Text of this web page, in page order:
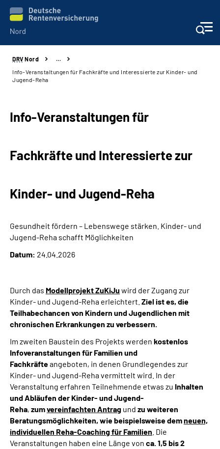
Aktuelles
Beratung und Kontakt
Über uns
Online-Services
Inhalte in Gebärdensprache (DGS)
Suche
Mein Kundenportal
DRV Nord
…
Info-Veranstaltungen für Fachkräfte und Interessierte zur Kinder- und
Jugend-Reha
Info-Veranstaltungen für
Fachkräfte und Interessierte zur
Kinder- und Jugend-Reha
Gesundheit fördern – Lebenswege stärken. Kinder- und
Jugend-Reha schafft Möglichkeiten
Datum: 24.04.2026
Durch das Modellprojekt ZuKiJu wird der Zugang zur
Kinder- und Jugend-Reha erleichtert. Ziel ist es, die
Teilhabechancen von Kindern und Jugendlichen mit
chronischen Erkrankungen zu verbessern.
Im zweiten Baustein des Projekts werden kostenlos
Infoveranstaltungen für Familien und
Fachkräfteangeboten, in denen Grundlegendes zur
Kinder- und Jugend-Reha vermittelt wird. In der
Veranstaltung erfahren Teilnehmende etwas zu Inhalten
und Abläufen der Kinder- und Jugend-
Reha, zumvereinfachten Antrag und zu weiteren
Beratungsmöglichkeiten, wie beispielsweise demneuen,
individuellen Reha-Coaching für Familien . Die
Veranstaltungen haben eine Länge von ca. 1,5 bis 2